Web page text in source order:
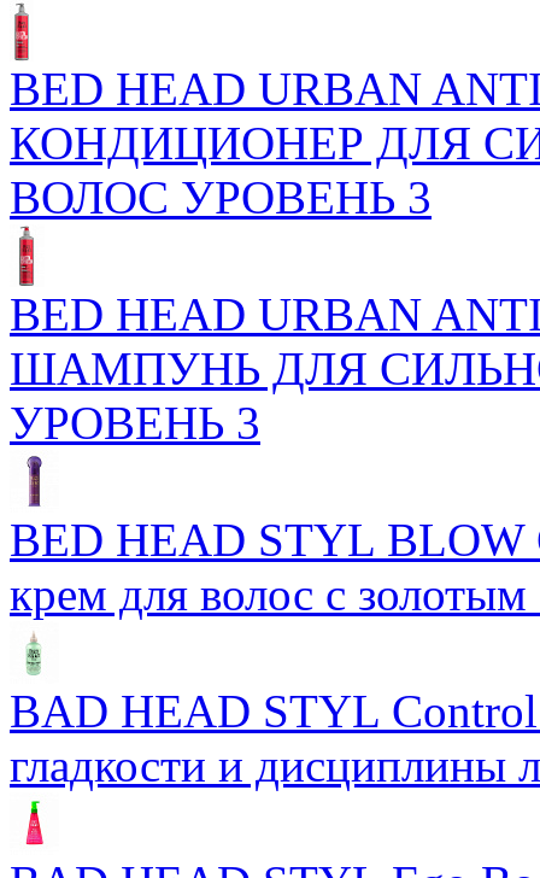
BED HEAD URBAN
КОНДИЦИОНЕР ДЛЯ
ВОЛОС УРОВЕНЬ 3
BED HEAD URBAN
ШАМПУНЬ ДЛЯ
УРОВЕНЬ 3
BED HEAD STYL
крем для волос с золотым
BAD HEAD STYL Control
гладкости и дисциплины